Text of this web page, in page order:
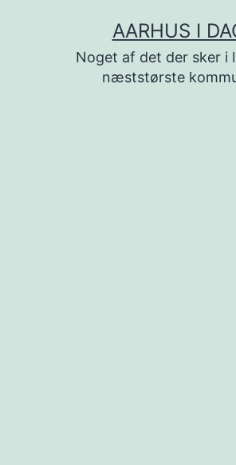
AARHUS I
Noget af det der sker i
næststørste